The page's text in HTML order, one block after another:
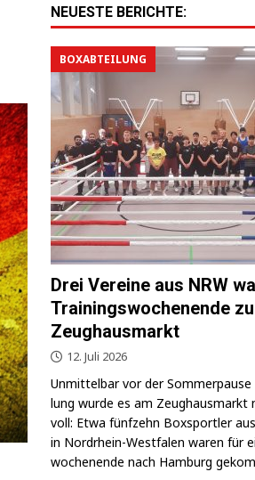
NEUESTE BERICHTE:
BOXABTEILUNG
Drei Vereine aus NRW
Trainingswochenende
Zeughausmarkt
12. Juli 2026
Unmit­tel­bar vor der
lung wur­de es am Zeug­haus­markt
voll: Etwa fünf­zehn Box­sport­ler
in Nord­rhein-West­fa­len waren für
wo­chen­en­de nach Ham­burg